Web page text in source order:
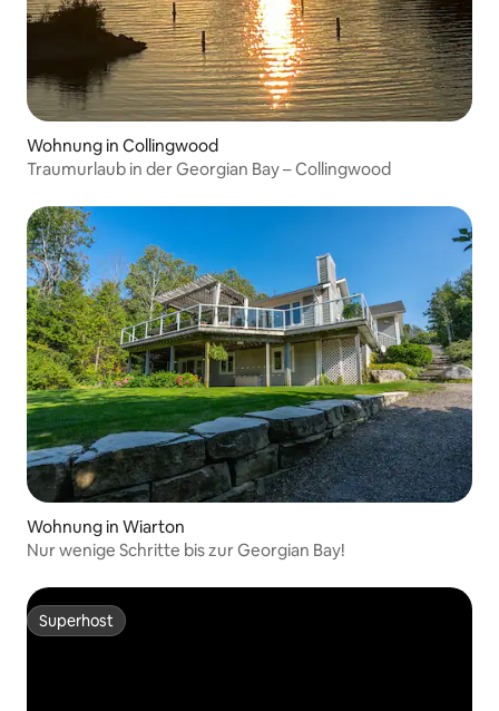
Wohnung in Collingwood
Traumurlaub in der Georgian Bay – Collingwood
Wohnung in Wiarton
Nur wenige Schritte bis zur Georgian Bay!
Superhost
Superhost